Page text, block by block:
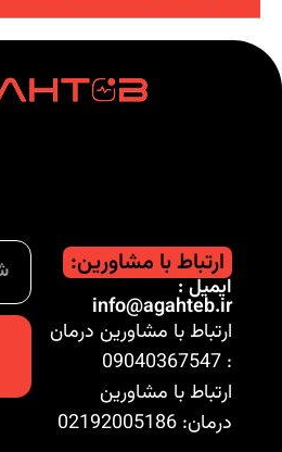
ارتباط با مشاورین:
ایمیل :
info@agahteb.ir
ارتباط با مشاورین درمان
ارتباط با مشاورین
درمان: 02192005186